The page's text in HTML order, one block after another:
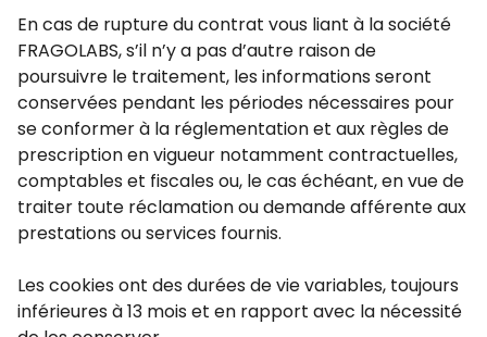
En cas de rupture du contrat vous liant à la société
FRAGOLABS, s’il n’y a pas d’autre raison de
poursuivre le traitement, les informations seront
conservées pendant les périodes nécessaires pour
se conformer à la réglementation et aux règles de
prescription en vigueur notamment contractuelles,
comptables et fiscales ou, le cas échéant, en vue de
traiter toute réclamation ou demande afférente aux
prestations ou services fournis.
Les cookies ont des durées de vie variables, toujours
inférieures à 13 mois et en rapport avec la nécessité